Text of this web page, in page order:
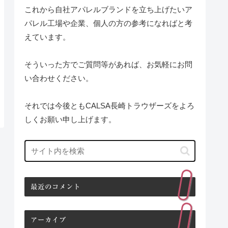
これから自社アパレルブランドを立ち上げたいア
パレル工場や企業、個人の方の参考になればと考
えています。
そういった方でご質問等があれば、お気軽にお問
い合わせください。
それでは今後ともCALSA長崎トラウザーズをよろ
しくお願い申し上げます。
最近のコメント
アーカイブ